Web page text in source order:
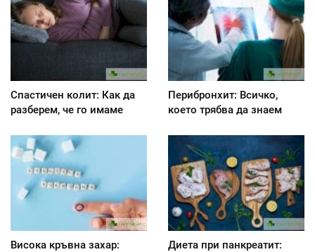
Спастичен колит: Как да
разберем, че го имаме
Перибронхит: Всичко,
което трябва да знаем
Висока кръвна захар:
Диета при панкреатит: